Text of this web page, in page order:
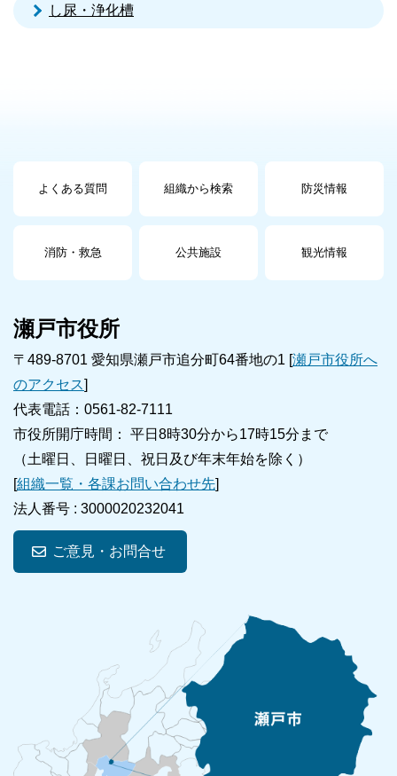
し尿・浄化槽
よくある質問 組織から検索 防災情報
消防・救急 公共施設 観光情報
瀬戸市役所
〒489-8701 愛知県瀬戸市追分町64番地の1 [瀬戸市役所へ
のアクセス]
代表電話：0561-82-7111
市役所開庁時間： 平日8時30分から17時15分まで
（土曜日、日曜日、祝日及び年末年始を除く）
[組織一覧・各課お問い合わせ先]
法人番号 : 3000020232041
ご意見・お問合せ